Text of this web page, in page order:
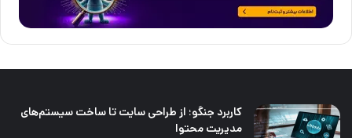
کاربرد جنگو؛ از طراحی سایت تا ساخت سیستم‌های
مدیریت محتوا